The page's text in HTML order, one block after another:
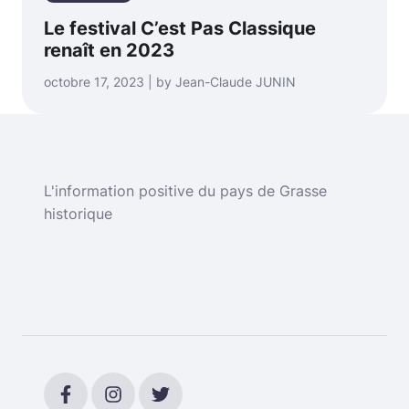
Le festival C’est Pas Classique
renaît en 2023
octobre 17, 2023 | by Jean-Claude JUNIN
L'information positive du pays de Grasse
historique